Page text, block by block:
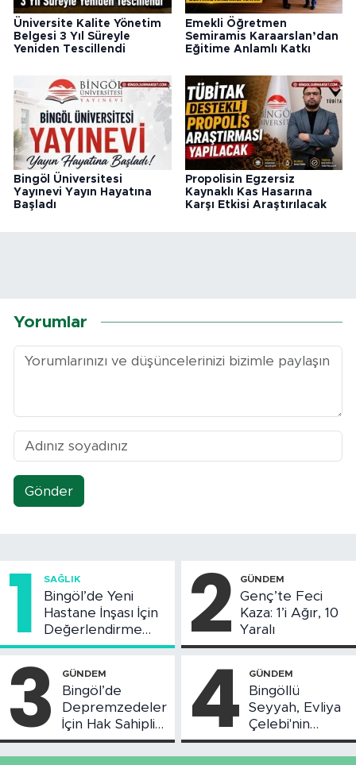
Üniversite Kalite Yönetim
Belgesi 3 Yıl Süreyle
Yeniden Tescillendi
Emekli Öğretmen
Semiramis Karaarslan’dan
Eğitime Anlamlı Katkı
Bingöl Üniversitesi
Yayınevi Yayın Hayatına
Başladı
Propolisin Egzersiz
Kaynaklı Kas Hasarına
Karşı Etkisi Araştırılacak
Yorumlar
Gönder
1 SAĞLIK
Bingöl’de Yeni
Hastane İnşası İçin
Değerlendirme
Toplantısı Yapıldı
2 GÜNDEM
Genç’te Feci
Kaza: 1’i Ağır, 10
Yaralı
3 GÜNDEM
Bingöl’de
Depremzedeler
İçin Hak Sahipliği
Askı Süreci
Başladı
4 GÜNDEM
Bingöllü
Seyyah, Evliya
Çelebi'nin
Bahsettiği
Bingöl'deki O